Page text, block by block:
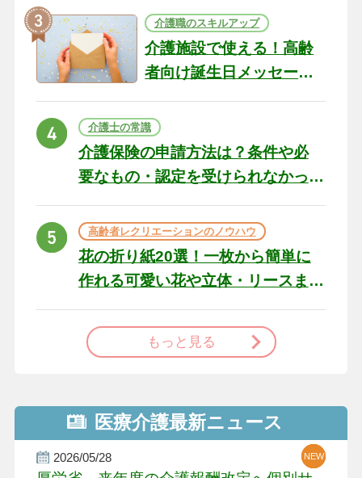
介護職のスキルアップ
介護施設で使える！高齢
者向け誕生日メッセージ
ト
介護士の常識
介護保険の申請方法は？条件や必
要なもの・認定を受けられなかっ
高齢者レクリエーションのノウハウ
花の折り紙20選！一枚から簡単に
作れる可愛い花や立体・リースま
もっと見る
医療介護最新ニュース
2026/05/28 NEW
NEW
NEW